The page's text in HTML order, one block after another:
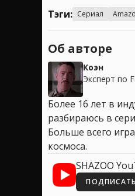
Тэги: Сериал
Об авторе
Коэн
Эксперт по
Более 16 лет в
разбираюсь в
Больше всего
космоса.
SHAZOO